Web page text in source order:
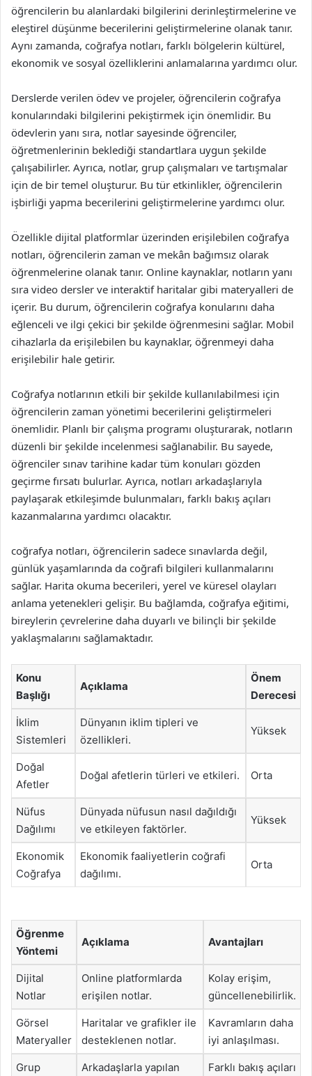
öğrencilerin bu alanlardaki bilgilerini derinleştirmelerine ve
eleştirel düşünme becerilerini geliştirmelerine olanak tanır.
Aynı zamanda, coğrafya notları, farklı bölgelerin kültürel,
ekonomik ve sosyal özelliklerini anlamalarına yardımcı olur.
Derslerde verilen ödev ve projeler, öğrencilerin coğrafya
konularındaki bilgilerini pekiştirmek için önemlidir. Bu
ödevlerin yanı sıra, notlar sayesinde öğrenciler,
öğretmenlerinin beklediği standartlara uygun şekilde
çalışabilirler. Ayrıca, notlar, grup çalışmaları ve tartışmalar
için de bir temel oluşturur. Bu tür etkinlikler, öğrencilerin
işbirliği yapma becerilerini geliştirmelerine yardımcı olur.
Özellikle dijital platformlar üzerinden erişilebilen coğrafya
notları, öğrencilerin zaman ve mekân bağımsız olarak
öğrenmelerine olanak tanır. Online kaynaklar, notların yanı
sıra video dersler ve interaktif haritalar gibi materyalleri de
içerir. Bu durum, öğrencilerin coğrafya konularını daha
eğlenceli ve ilgi çekici bir şekilde öğrenmesini sağlar. Mobil
cihazlarla da erişilebilen bu kaynaklar, öğrenmeyi daha
erişilebilir hale getirir.
Coğrafya notlarının etkili bir şekilde kullanılabilmesi için
öğrencilerin zaman yönetimi becerilerini geliştirmeleri
önemlidir. Planlı bir çalışma programı oluşturarak, notların
düzenli bir şekilde incelenmesi sağlanabilir. Bu sayede,
öğrenciler sınav tarihine kadar tüm konuları gözden
geçirme fırsatı bulurlar. Ayrıca, notları arkadaşlarıyla
paylaşarak etkileşimde bulunmaları, farklı bakış açıları
kazanmalarına yardımcı olacaktır.
coğrafya notları, öğrencilerin sadece sınavlarda değil,
günlük yaşamlarında da coğrafi bilgileri kullanmalarını
sağlar. Harita okuma becerileri, yerel ve küresel olayları
anlama yetenekleri gelişir. Bu bağlamda, coğrafya eğitimi,
bireylerin çevrelerine daha duyarlı ve bilinçli bir şekilde
yaklaşmalarını sağlamaktadır.
Konu
Başlığı
Açıklama
Önem
Derecesi
İklim
Sistemleri
Dünyanın iklim tipleri ve
özellikleri.
Yüksek
Doğal
Afetler
Doğal afetlerin türleri ve etkileri. Orta
Nüfus
Dağılımı
Dünyada nüfusun nasıl dağıldığı
ve etkileyen faktörler.
Yüksek
Ekonomik
Coğrafya
Ekonomik faaliyetlerin coğrafi
dağılımı.
Orta
Öğrenme
Yöntemi
Açıklama Avantajları
Dijital
Notlar
Online platformlarda
erişilen notlar.
Kolay erişim,
güncellenebilirlik.
Görsel
Materyaller
Haritalar ve grafikler ile
desteklenen notlar.
Kavramların daha
iyi anlaşılması.
Grup
Arkadaşlarla yapılan
Farklı bakış açıları